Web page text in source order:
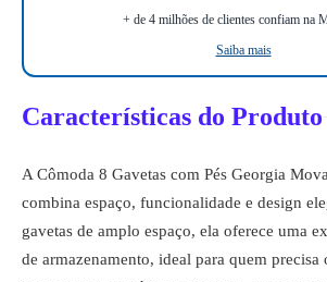
+ de 4 milhões de clientes confiam na
Saiba mais
Características do Produto
A Cômoda 8 Gavetas com Pés Georgia
combina espaço, funcionalidade e design
gavetas de amplo espaço, ela oferece uma
de armazenamento, ideal para quem precisa